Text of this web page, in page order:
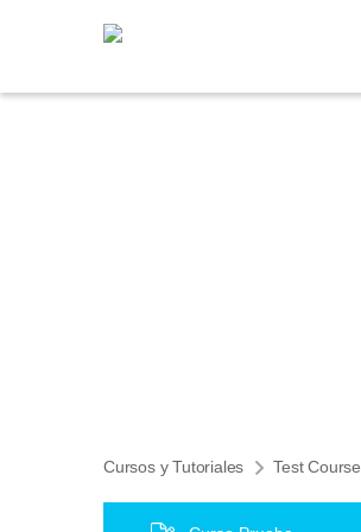
Cursos y Tutoriales Test Course